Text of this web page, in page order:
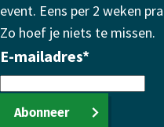
event. Eens per 2 weken
Zo hoef je niets te missen.
E-mailadres*
Abonneer